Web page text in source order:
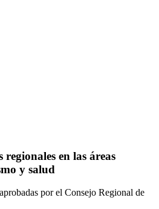
en las áreas
y salud
por el Consejo Regional de